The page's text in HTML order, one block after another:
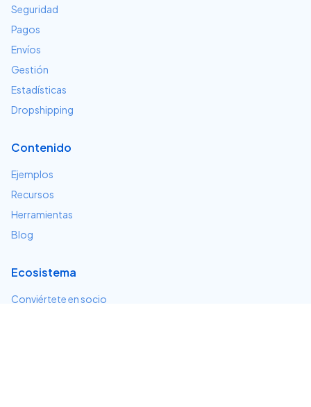
Seguridad
Pagos
Envíos
Gestión
Estadísticas
Dropshipping
Contenido
Ejemplos
Recursos
Herramientas
Blog
Ecosistema
Conviértete en socio